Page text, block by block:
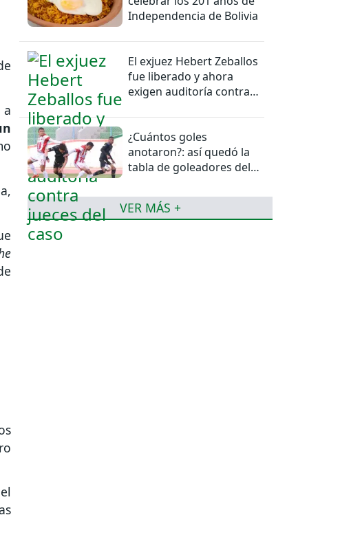
a
Independencia de Bolivia
El exjuez Hebert Zeballos
fue liberado y ahora
exigen auditoría contra
¿Cuántos goles
anotaron?: así quedó la
tabla de goleadores del
VER MÁS +